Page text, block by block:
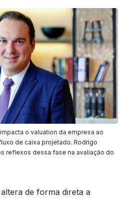
o valuation da empresa ao
de caixa projetado. Rodrigo
reflexos dessa fase na avaliação do
de forma direta a